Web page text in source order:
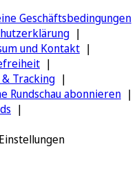
Geschäftsbedingungen
und Kontakt
Tracking
Rundschau abonnieren